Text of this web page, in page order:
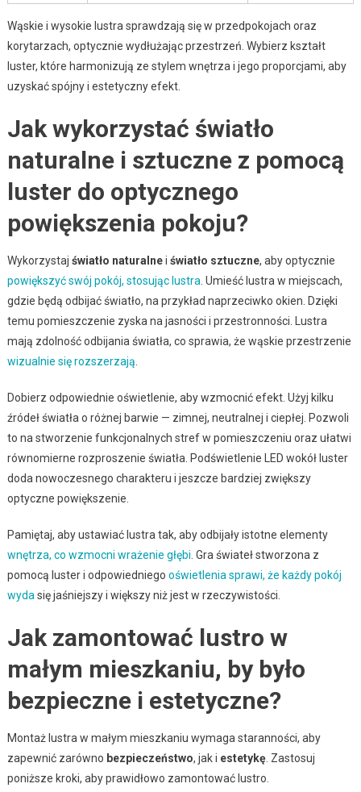
Wąskie i wysokie lustra sprawdzają się w przedpokojach oraz
korytarzach, optycznie wydłużając przestrzeń. Wybierz kształt
luster, które harmonizują ze stylem wnętrza i jego proporcjami, aby
uzyskać spójny i estetyczny efekt.
Jak wykorzystać światło
naturalne i sztuczne z pomocą
luster do optycznego
powiększenia pokoju?
Wykorzystaj światło naturalnei światło sztuczne, aby optycznie
powiększyć swój pokój, stosując lustra . Umieść lustra w miejscach,
gdzie będą odbijać światło, na przykład naprzeciwko okien. Dzięki
temu pomieszczenie zyska na jasności i przestronności. Lustra
mają zdolność odbijania światła, co sprawia, że wąskie przestrzenie
wizualnie się rozszerzają
Dobierz odpowiednie oświetlenie, aby wzmocnić efekt. Użyj kilku
źródeł światła o różnej barwie — zimnej, neutralnej i ciepłej. Pozwoli
to na stworzenie funkcjonalnych stref w pomieszczeniu oraz ułatwi
równomierne rozproszenie światła. Podświetlenie LED wokół luster
doda nowoczesnego charakteru i jeszcze bardziej zwiększy
optyczne powiększenie.
Pamiętaj, aby ustawiać lustra tak, aby odbijały istotne elementy
wnętrza, co wzmocni wrażenie głębi . Gra świateł stworzona z
pomocą luster i odpowiedniego oświetlenia sprawi, że każdy pokój
wyda się jaśniejszy i większy niż jest w rzeczywistości.
Jak zamontować lustro w
małym mieszkaniu, by było
bezpieczne i estetyczne?
Montaż lustra w małym mieszkaniu wymaga staranności, aby
zapewnić zarówno bezpieczeństwo, jak i estetykę. Zastosuj
poniższe kroki, aby prawidłowo zamontować lustro.